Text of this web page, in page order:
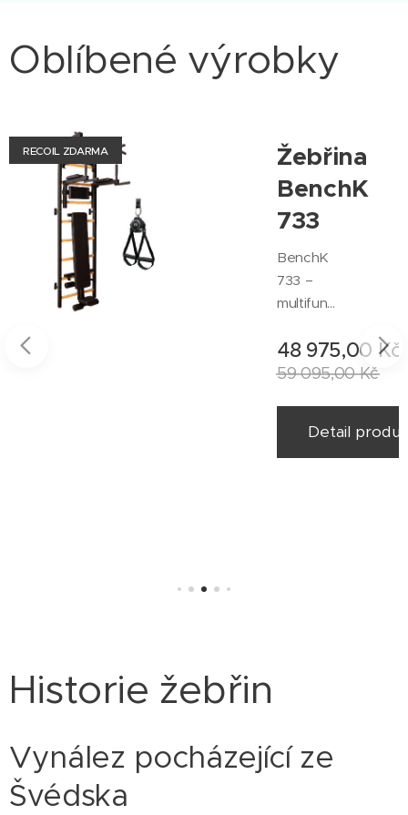
Oblíbené výrobky
RECOIL ZDARMA
Žebřina
BenchK
733
BenchK
733 –
multifunk
žebřina s
lavicí
BenchK
733 s
o bradla
48 975,00 Kč
59 095,00Kč
Detail
Historie žebřin
Vynález pocházející ze
Švédska